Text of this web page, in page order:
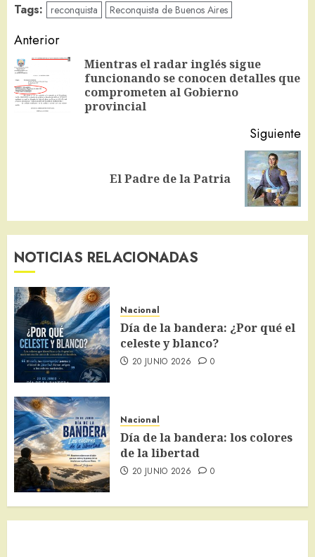
Tags: reconquista Reconquista de Buenos Aires
Navegación
de
entradas
Anterior
Mientras el radar inglés sigue
funcionando se conocen detalles que
comprometen al Gobierno
provincial
Siguiente
El Padre de la Patria
NOTICIAS RELACIONADAS
Nacional
Día de la bandera: ¿Por qué el
celeste y blanco?
20 JUNIO 2026 0
Nacional
Día de la bandera: los colores
de la libertad
20 JUNIO 2026 0